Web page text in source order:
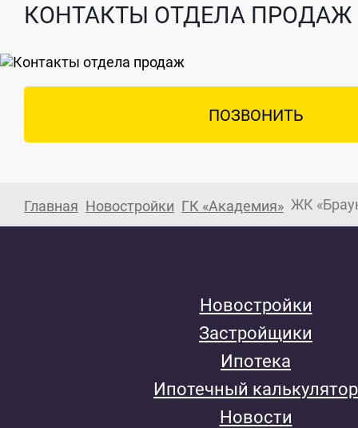
КОНТАКТЫ ОТДЕЛА ПРОДАЖ
ПОЗВОНИТЬ
Главная Новостройки ГК «Академия» ЖК
Новостройки
Застройщики
Ипотека
Ипотечный калькулятор
Новости